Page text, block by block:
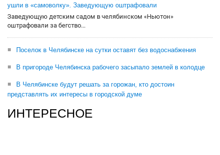
ушли в «самоволку». Заведующую оштрафовали
Заведующую детским садом в челябинском «Ньютон»
оштрафовали за бегство...
Поселок в Челябинске на сутки оставят без водоснабжения
В пригороде Челябинска рабочего засыпало землей в колодце
В Челябинске будут решать за горожан, кто достоин
представлять их интересы в городской думе
ИНТЕРЕСНОЕ